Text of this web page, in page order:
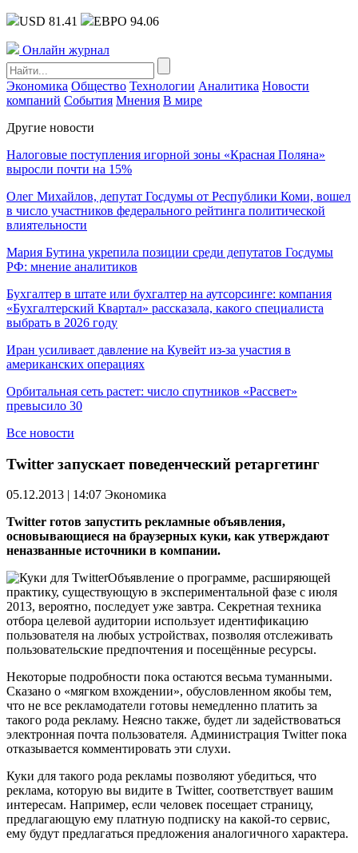
USD 81.41 ЕВРО 94.06
Онлайн журнал
Экономика Общество Технологии Аналитика Новости
компаний События Мнения В мире
Другие новости
Налоговые поступления игорной зоны «Красная Поляна»
выросли почти на 15%
Олег Михайлов, депутат Госдумы от Республики Коми, вошел
в число участников федерального рейтинга политической
влиятельности
Мария Бутина укрепила позиции среди депутатов Госдумы
РФ: мнение аналитиков
Бухгалтер в штате или бухгалтер на аутсорсинге: компания
«Бухгалтерский Квартал» рассказала, какого специалиста
выбрать в 2026 году
Иран усиливает давление на Кувейт из-за участия в
американских операциях
Орбитальная сеть растет: число спутников «Рассвет»
превысило 30
Все новости
Twitter запускает поведенческий ретаргетинг
05.12.2013 | 14:07 Экономика
Twitter готов запустить рекламные объявления,
основывающиеся на браузерных куки, как утверждают
неназванные источники в компании.
Объявление о программе, расширяющей
практику, существующую в экспериментальной фазе с июля
2013, вероятно, последует уже завтра. Секретная техника
отбора целевой аудитории использует идентификацию
пользователя на любых устройствах, позволяя отслеживать
пользовательские предпочтения и посещённые ресурсы.
Некоторые подробности пока остаются весьма туманными.
Сказано о «мягком вхождении», обусловленном якобы тем,
что не все рекламодатели готовы немедленно платить за
такого рода рекламу. Неясно также, будет ли задействоваться
электронная почта пользователя. Администрация Twitter пока
отказывается комментировать эти слухи.
Куки для такого рода рекламы позволяют убедиться, что
реклама, которую вы видите в Twitter, соответствует вашим
интересам. Например, если человек посещает страницу,
предлагающую ему платную подписку на какой-то сервис,
ему будут предлагаться предложения аналогичного характера.